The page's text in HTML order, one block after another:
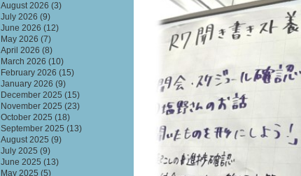
August 2026 (3)
July 2026 (9)
June 2026 (12)
May 2026 (7)
April 2026 (8)
March 2026 (10)
February 2026 (15)
January 2026 (9)
December 2025 (15)
November 2025 (23)
October 2025 (18)
September 2025 (13)
August 2025 (9)
July 2025 (9)
June 2025 (13)
May 2025 (5)